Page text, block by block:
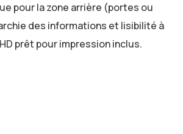
pour la zone arrière (portes ou
des informations et lisibilité à
prêt pour impression inclus.